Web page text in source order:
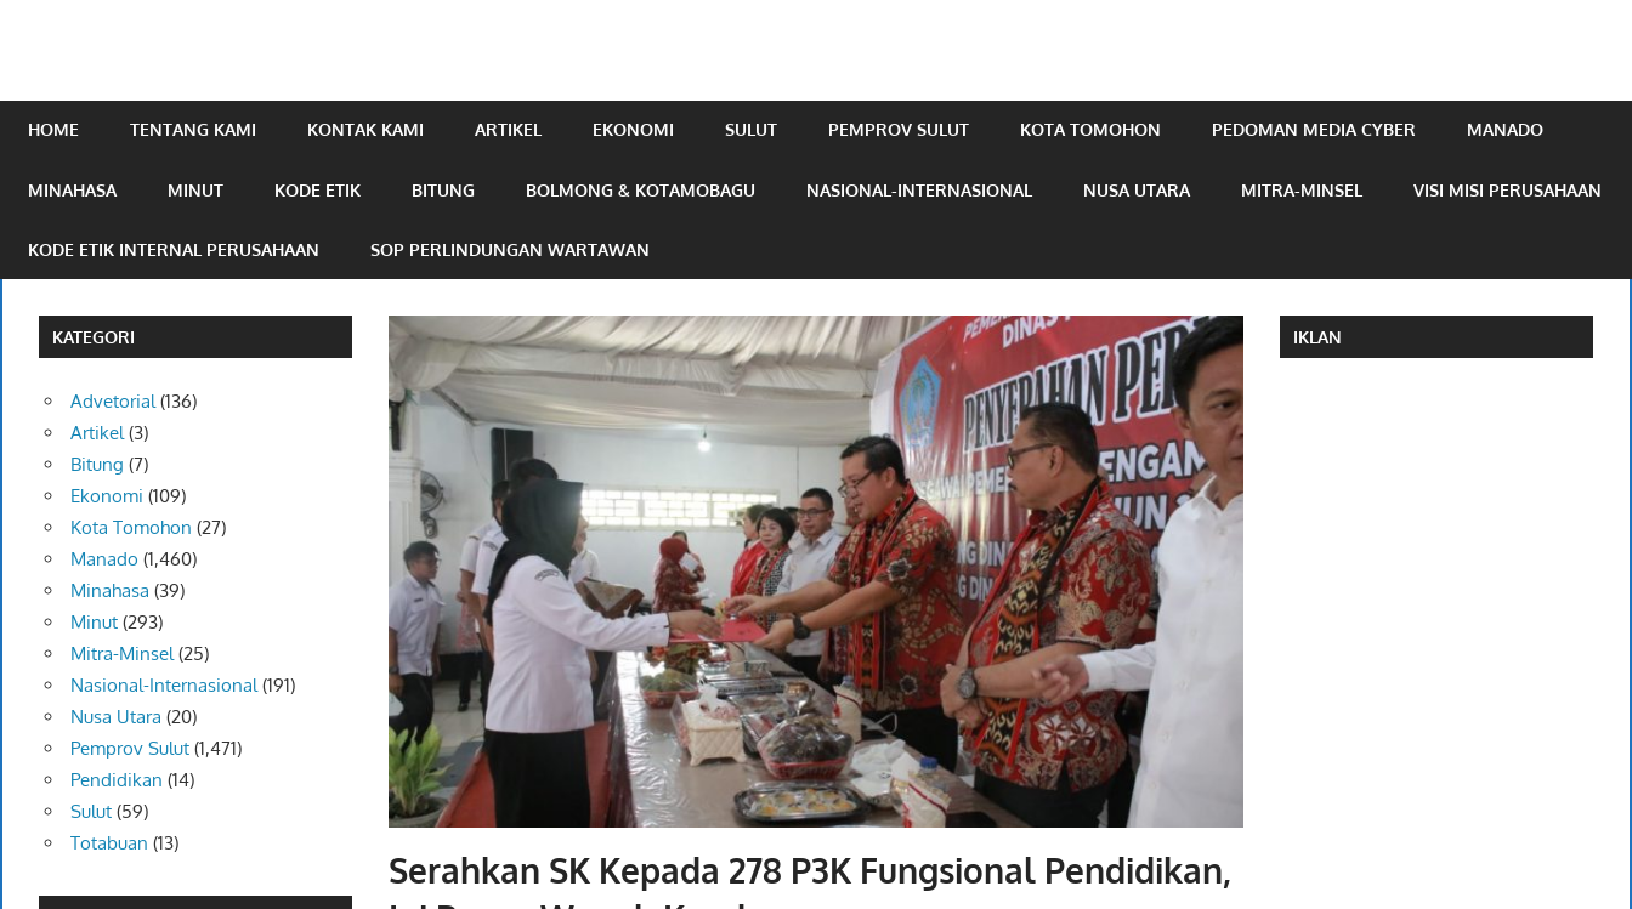
HOME TENTANG KAMI KONTAK KAMI ARTIKEL EKONOMI SULUT PEMPROV SULUT KOTA TOMOHON PEDOMAN MEDIA CYBER MANADO
MINAHASA MINUT KODE ETIK BITUNG BOLMONG & KOTAMOBAGU NASIONAL-INTERNASIONAL NUSA UTARA MITRA-MINSEL VISI MISI PERUSAHAAN
KODE ETIK INTERNAL PERUSAHAAN SOP PERLINDUNGAN WARTAWAN
Serahkan SK Kepada 278 P3K Fungsional Pendidikan,
KATEGORI
Advetorial(136)
Artikel(3)
Bitung (7)
Ekonomi (109)
Kota Tomohon (27)
Manado (1,460)
Minahasa (39)
Minut(293)
Mitra-Minsel(25)
Nasional-Internasional(191)
Nusa Utara (20)
Pemprov Sulut(1,471)
Pendidikan (14)
Sulut(59)
Totabuan (13)
IKLAN